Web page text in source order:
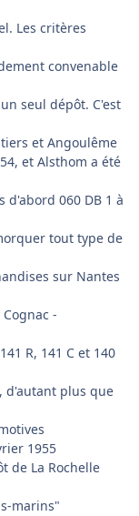
Les critères
convenable
seul dépôt. C'est
et Angoulême
et Alsthom a été
d'abord 060 DB 1 à
tout type de
sur Nantes
-
R, 141 C et 140
d'autant plus que
1955
de La Rochelle
marins"